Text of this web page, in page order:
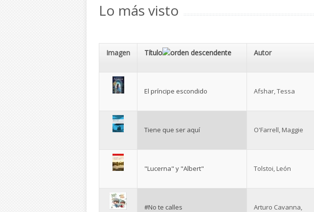
Lo más visto
Imagen Título Autor
El príncipe escondido Afshar, Tessa
Tiene que ser aquí O'Farrell, Maggie
"Lucerna" y "Albert" Tolstoi, León
#No te calles
Arturo Cavanna,